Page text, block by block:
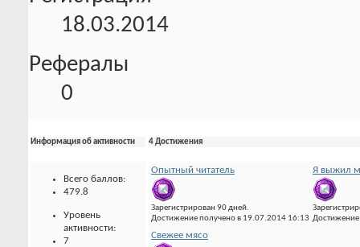
18.03.2014
Рефералы
0
Информация об активности
Всего баллов:
479.8
Уровень
активности:
7
4 Достижения
Опытный читатель
Зарегистрирован 90 дней.
Достижение получено в 19.07.2014 16:13
Я выжил
Свежее мясо